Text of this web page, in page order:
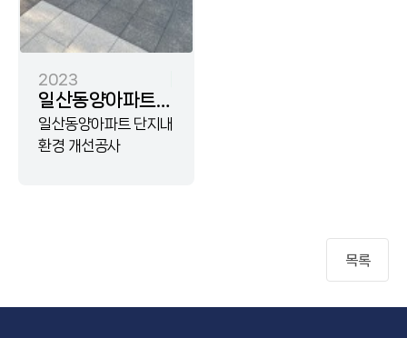
2023
일산동양아파트
단지내 환경
개선공사
일산동양아파트 단지내
환경 개선공사
목록